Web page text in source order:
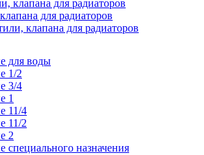
клапана для радиаторов
для радиаторов
клапана для радиаторов
для воды
1/2
3/4
1
11/4
11/2
2
назначения